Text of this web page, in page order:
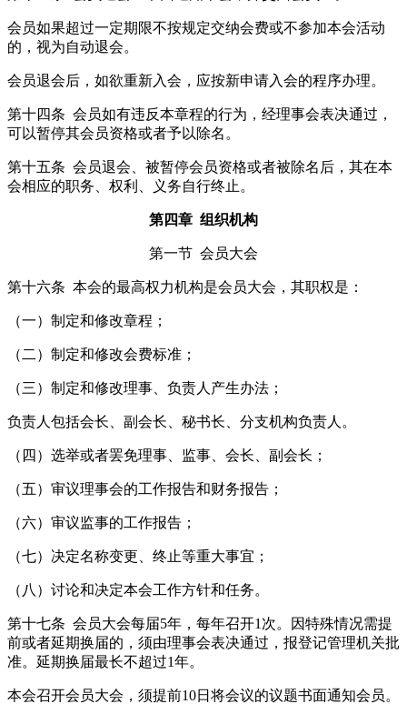
会员如果超过一定期限不按规定交纳会费或不参加本会活动
的，视为自动退会。
会员退会后，如欲重新入会，应按新申请入会的程序办理。
第十四条 会员如有违反本章程的行为，经理事会表决通过，
可以暂停其会员资格或者予以除名。
第十五条 会员退会、被暂停会员资格或者被除名后，其在本
会相应的职务、权利、义务自行终止。
第四章 组织机构
第一节 会员大会
第十六条 本会的最高权力机构是会员大会，其职权是：
（一）制定和修改章程；
（二）制定和修改会费标准；
（三）制定和修改理事、负责人产生办法；
负责人包括会长、副会长、秘书长、分支机构负责人。
（四）选举或者罢免理事、监事、会长、副会长；
（五）审议理事会的工作报告和财务报告；
（六）审议监事的工作报告；
（七）决定名称变更、终止等重大事宜；
（八）讨论和决定本会工作方针和任务。
第十七条 会员大会每届5年，每年召开1次。因特殊情况需提
前或者延期换届的，须由理事会表决通过，报登记管理机关批
准。延期换届最长不超过1年。
本会召开会员大会，须提前10日将会议的议题书面通知会员。